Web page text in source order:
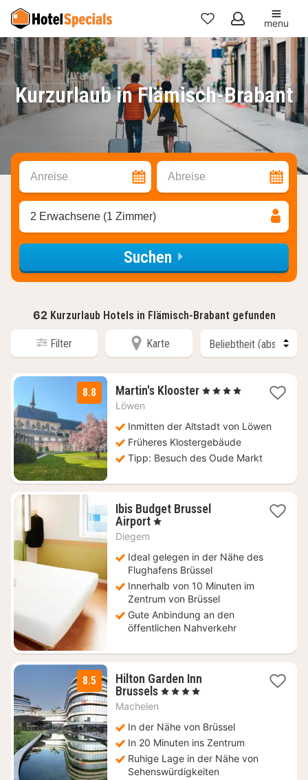
Meine
Favoriten
menu
Kurzurlaub in Flämisch-Brabant
Anreise Abreise
2 Erwachsene (1 Zimmer)
Suchen
62 Kurzurlaub Hotels in Flämisch-Brabant gefunden
Filter Karte
8.8 Martin's Klooster1
119
€
, 4 Sterne
Löwen
Inmitten der Altstadt von Löwen
Früheres Klostergebäude
Tipp: Besuch des Oude Markt
Ibis Budget Brussel
Airport1
81
€
, 1 Sterne
Diegem
Ideal gelegen in der Nähe des
Flughafens Brüssel
Innerhalb von 10 Minuten im
Zentrum von Brüssel
Gute Anbindung an den
öffentlichen Nahverkehr
8.5
Hilton Garden Inn
Brussels2
94
€
, 4 Sterne
Machelen
In der Nähe von Brüssel
In 20 Minuten ins Zentrum
Ruhige Lage in der Nähe von
Sehenswürdigkeiten